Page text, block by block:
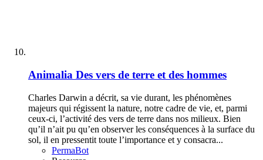
Animalia Des vers de terre et des hommes
Charles Darwin a décrit, sa vie durant, les phénomènes
majeurs qui régissent la nature, notre cadre de vie, et, parmi
ceux-ci, l’activité des vers de terre dans nos milieux. Bien
qu’il n’ait pu qu’en observer les conséquences à la surface du
sol, il en pressentit toute l’importance et y consacra...
PermaBot